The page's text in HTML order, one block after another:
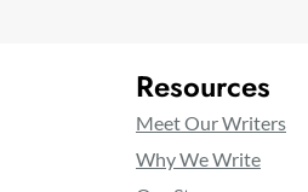
Resources
Meet Our Writers
Why We Write